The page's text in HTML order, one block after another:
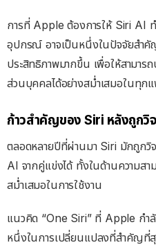
การที่ Apple ต้องการให้ Siri AI
อุปกรณ์ อาจเป็นหนึ่งในปัจจัยสำคั
ประสิทธิภาพมากขึ้น เพื่อให้สามาร
ส่วนบุคคลได้อย่างสม่ำเสมอในทุก
ก้าวสำคัญของ Siri หลังถูกวิ
ตลอดหลายปีที่ผ่านมา Siri มักถูกวิ
AI จากคู่แข่งได้ ทั้งในด้านความสา
สม่ำเสมอในการใช้งาน
แนวคิด “One Siri” ที่ Apple กำ
หนึ่งในการเปลี่ยนแปลงที่สำคัญที่